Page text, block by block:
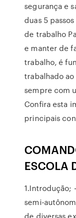
segurança e
duas 5
de trabalho
e manter de
trabalho, é
trabalhado
sempre com
Confira esta
principais
ESCOLA
1.Introdução;
semi-
de diversas